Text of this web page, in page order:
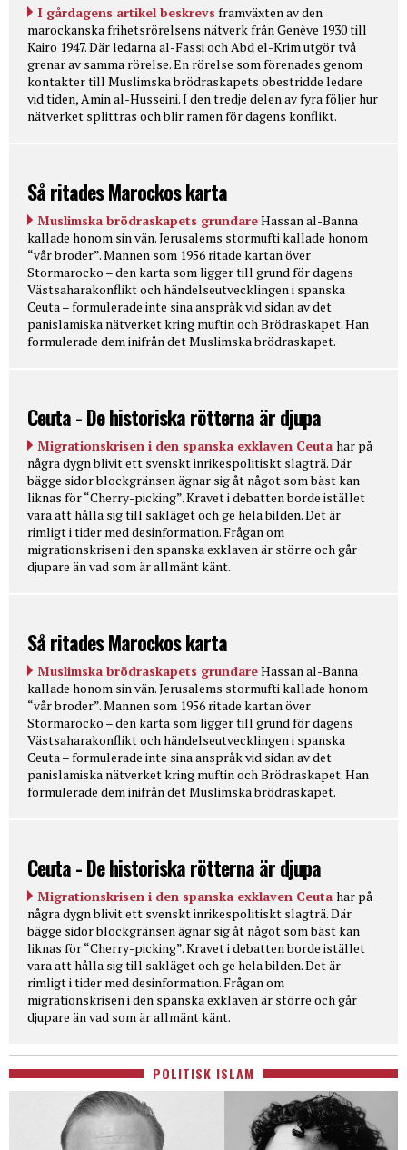
I gårdagens artikel beskrevs framväxten av den
marockanska frihetsrörelsens nätverk från Genève 1930 till
Kairo 1947. Där ledarna al-Fassi och Abd el-Krim utgör två
grenar av samma rörelse. En rörelse som förenades genom
kontakter till Muslimska brödraskapets obestridde ledare
vid tiden, Amin al-Husseini. I den tredje delen av fyra följer hur
nätverket splittras och blir ramen för dagens konflikt.
Så ritades Marockos karta
Muslimska brödraskapets grundareHassan al-Banna
kallade honom sin vän. Jerusalems stormufti kallade honom
“vår broder”. Mannen som 1956 ritade kartan över
Stormarocko – den karta som ligger till grund för dagens
Västsaharakonflikt och händelseutvecklingen i spanska
Ceuta – formulerade inte sina anspråk vid sidan av det
panislamiska nätverket kring muftin och Brödraskapet. Han
formulerade dem inifrån det Muslimska brödraskapet.
Ceuta - De historiska rötterna är djupa
Migrationskrisen i den spanska exklaven Ceuta har på
några dygn blivit ett svenskt inrikespolitiskt slagträ. Där
bägge sidor blockgränsen ägnar sig åt något som bäst kan
liknas för “Cherry-picking”. Kravet i debatten borde istället
vara att hålla sig till sakläget och ge hela bilden. Det är
rimligt i tider med desinformation. Frågan om
migrationskrisen i den spanska exklaven är större och går
djupare än vad som är allmänt känt.
Så ritades Marockos karta
Muslimska brödraskapets grundareHassan al-Banna
kallade honom sin vän. Jerusalems stormufti kallade honom
“vår broder”. Mannen som 1956 ritade kartan över
Stormarocko – den karta som ligger till grund för dagens
Västsaharakonflikt och händelseutvecklingen i spanska
Ceuta – formulerade inte sina anspråk vid sidan av det
panislamiska nätverket kring muftin och Brödraskapet. Han
formulerade dem inifrån det Muslimska brödraskapet.
Ceuta - De historiska rötterna är djupa
Migrationskrisen i den spanska exklaven Ceuta har på
några dygn blivit ett svenskt inrikespolitiskt slagträ. Där
bägge sidor blockgränsen ägnar sig åt något som bäst kan
liknas för “Cherry-picking”. Kravet i debatten borde istället
vara att hålla sig till sakläget och ge hela bilden. Det är
rimligt i tider med desinformation. Frågan om
migrationskrisen i den spanska exklaven är större och går
djupare än vad som är allmänt känt.
POLITISK ISLAM